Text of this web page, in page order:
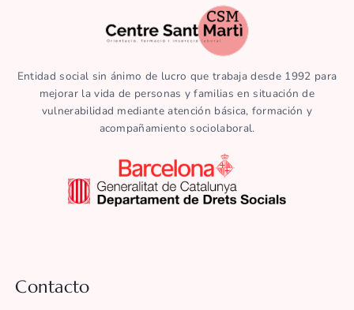
Entidad social sin ánimo de lucro que trabaja desde 1992 para
mejorar la vida de personas y familias en situación de
vulnerabilidad mediante atención básica, formación y
acompañamiento sociolaboral.
Contacto